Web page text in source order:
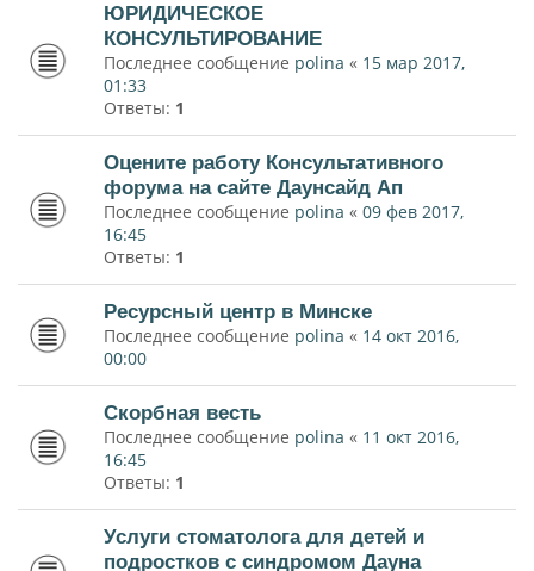
ЮРИДИЧЕСКОЕ
КОНСУЛЬТИРОВАНИЕ
Последнее сообщение polina « 15 мар 2017,
01:33
Ответы: 1
Оцените работу Консультативного
форума на сайте Даунсайд Ап
Последнее сообщение polina « 09 фев 2017,
16:45
Ответы: 1
Ресурсный центр в Минске
Последнее сообщение polina « 14 окт 2016,
00:00
Скорбная весть
Последнее сообщение polina « 11 окт 2016,
16:45
Ответы: 1
Услуги стоматолога для детей и
подростков с синдромом Дауна